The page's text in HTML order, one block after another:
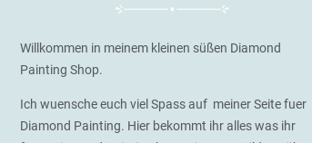
Willkommen in meinem kleinen süßen Diamond
Painting Shop.
Ich wuensche euch viel Spass auf meiner Seite fuer
Diamond Painting. Hier bekommt ihr alles was ihr